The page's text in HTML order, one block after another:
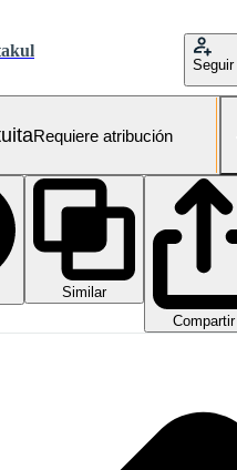
Seguir
Requiere atribución
Similar
Compartir